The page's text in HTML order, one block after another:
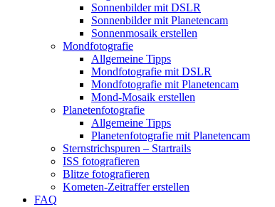
Sonnenbilder mit DSLR
Sonnenbilder mit Planetencam
Sonnenmosaik erstellen
Mondfotografie
Allgemeine Tipps
Mondfotografie mit DSLR
Mondfotografie mit Planetencam
Mond-Mosaik erstellen
Planetenfotografie
Allgemeine Tipps
Planetenfotografie mit Planetencam
Sternstrichspuren – Startrails
ISS fotografieren
Blitze fotografieren
Kometen-Zeitraffer erstellen
FAQ